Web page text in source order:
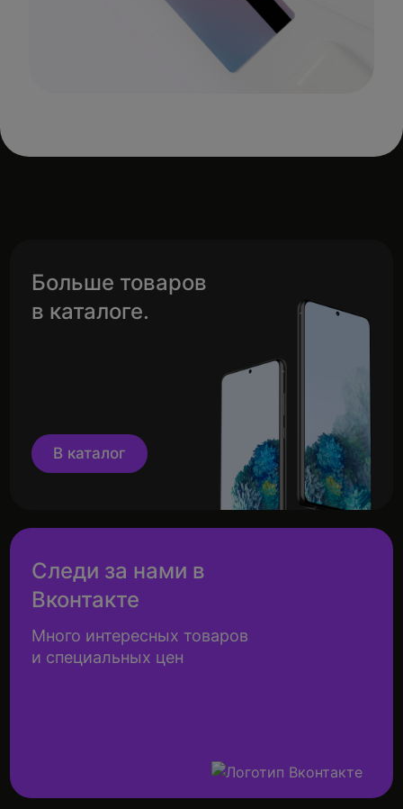
Больше товаров
в каталоге.
В каталог
Следи за нами в
Вконтакте
Много интересных товаров
и специальных цен